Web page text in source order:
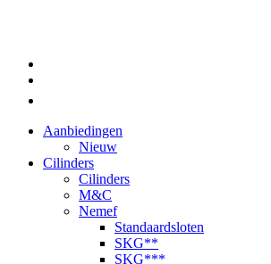
Aanbiedingen
Nieuw
Cilinders
Cilinders
M&C
Nemef
Standaardsloten
SKG**
SKG***